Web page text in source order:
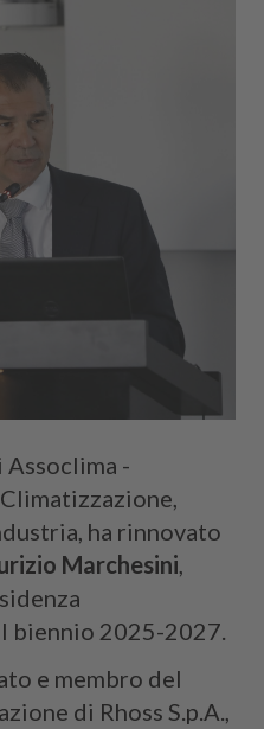
Assoclima -
ha rinnovato
Marchesini,
biennio 2025-2027.
e membro del
di Rhoss S.p.A.,